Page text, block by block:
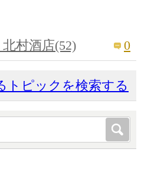
村酒店(52) 0
トピックを検索する